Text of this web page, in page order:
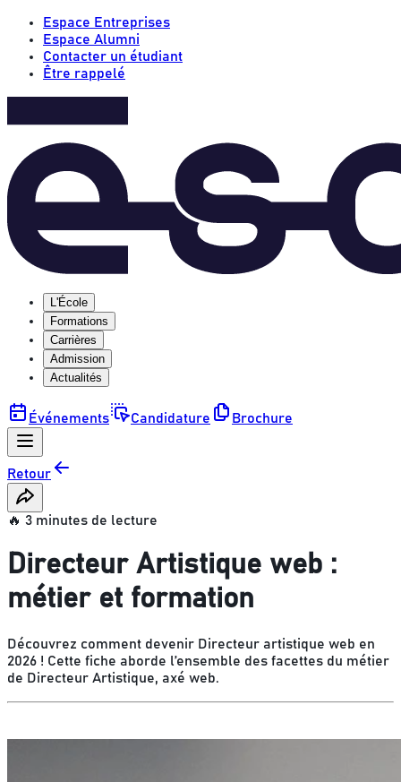
Espace Entreprises
Espace Alumni
Contacter un étudiant
Être rappelé
L'École
Formations
Carrières
Admission
Actualités
Événements Candidature Brochure
Retour
🔥 3 minutes de lecture
Directeur Artistique web :
métier et formation
Découvrez comment devenir Directeur artistique web en
2026 ! Cette fiche aborde l’ensemble des facettes du métier
de Directeur Artistique, axé web.